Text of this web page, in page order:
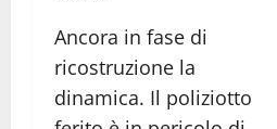
Ancora in fase di
ricostruzione la
dinamica. Il poliziotto